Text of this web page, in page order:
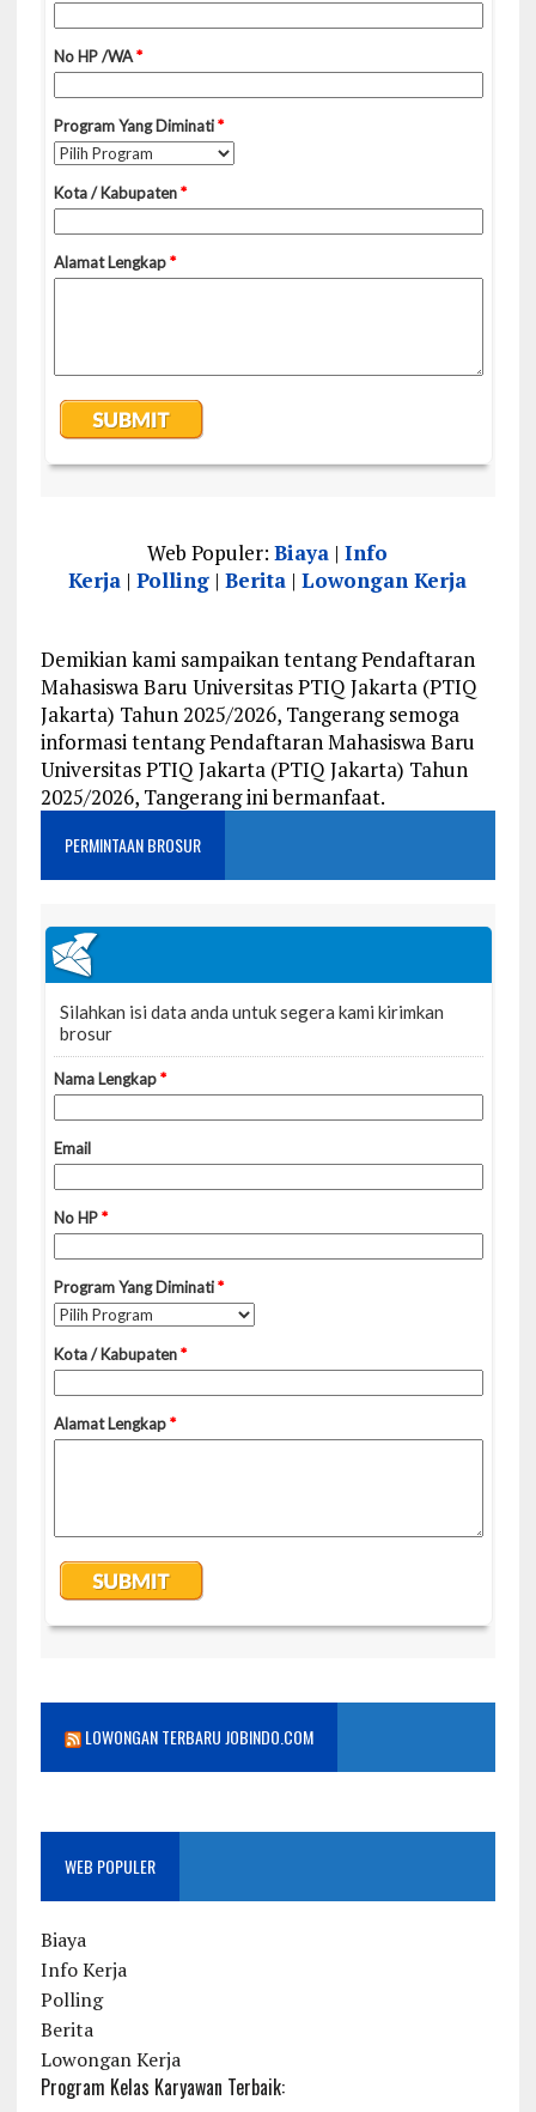
Web Populer:Biaya |Info
Kerja |Polling |Berita |Lowongan Kerja
Demikian kami sampaikan tentang Pendaftaran
Mahasiswa Baru Universitas PTIQ Jakarta (PTIQ
Jakarta) Tahun 2025/2026, Tangerang semoga
informasi tentang Pendaftaran Mahasiswa Baru
Universitas PTIQ Jakarta (PTIQ Jakarta) Tahun
2025/2026, Tangerang ini bermanfaat.
PERMINTAAN BROSUR
LOWONGAN TERBARU JOBINDO.COM
WEB POPULER
Biaya
Info Kerja
Polling
Berita
Lowongan Kerja
Program Kelas Karyawan Terbaik: